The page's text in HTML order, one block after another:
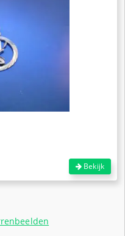
Bekijk